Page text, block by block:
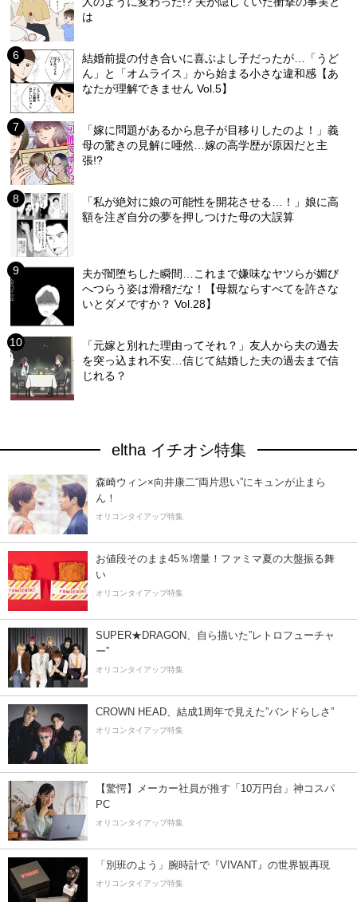
は
結婚前提の付き合いに喜ぶよし子だったが…「うど
ん」と「オムライス」から始まる小さな違和感【あ
なたが理解できません Vol.5】
「嫁に問題があるから息子が目移りしたのよ！」義
母の驚きの見解に唖然…嫁の高学歴が原因だと主
張!?
「私が絶対に娘の可能性を開花させる…！」娘に高
額を注ぎ自分の夢を押しつけた母の大誤算
夫が闇堕ちした瞬間…これまで嫌味なヤツらが媚び
へつらう姿は滑稽だな！【母親ならすべてを許さな
いとダメですか？ Vol.28】
「元嫁と別れた理由ってそれ？」友人から夫の過去
を突っ込まれ不安…信じて結婚した夫の過去まで信
じれる？
eltha イチオシ特集
森崎ウィン×向井康二“両片思い”にキュンが止まら
ん！
オリコンタイアップ特集
お値段そのまま45％増量！ファミマ夏の大盤振る舞
い
オリコンタイアップ特集
SUPER★DRAGON、自ら描いた”レトロフューチャ
ー”
オリコンタイアップ特集
CROWN HEAD、結成1周年で見えた”バンドらしさ”
オリコンタイアップ特集
【驚愕】メーカー社員が推す「10万円台」神コスパ
PC
オリコンタイアップ特集
「別班のよう」腕時計で『VIVANT』の世界観再現
オリコンタイアップ特集